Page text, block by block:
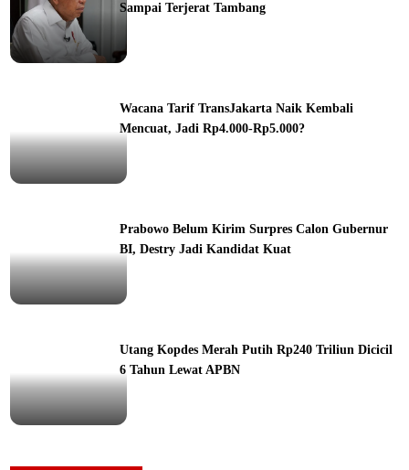
Sampai Terjerat Tambang
Wacana Tarif TransJakarta Naik Kembali
Mencuat, Jadi Rp4.000-Rp5.000?
Prabowo Belum Kirim Surpres Calon Gubernur
BI, Destry Jadi Kandidat Kuat
Utang Kopdes Merah Putih Rp240 Triliun Dicicil
6 Tahun Lewat APBN